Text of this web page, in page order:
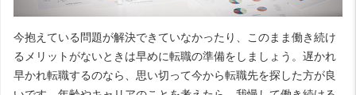
今抱えている問題が解決できていなかったり、このまま働き続け
るメリットがないときは早めに転職の準備をしましょう。遅かれ
早かれ転職するのなら、思い切って今から転職先を探した方が良